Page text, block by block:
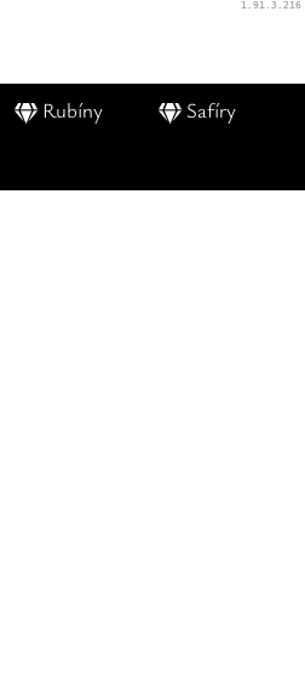
Rubíny
Safíry
1.91.3.216